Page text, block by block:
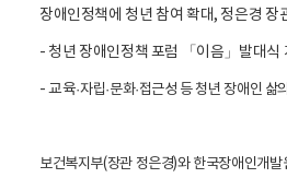
장애인정책에 청년 참여 확대, 정은경 장
- 청년 장애인정책 포럼 「이음」발대식
- 교육·자립·문화·접근성 등 청년 장애인 삶
보건복지부(장관 정은경)와 한국장애인개